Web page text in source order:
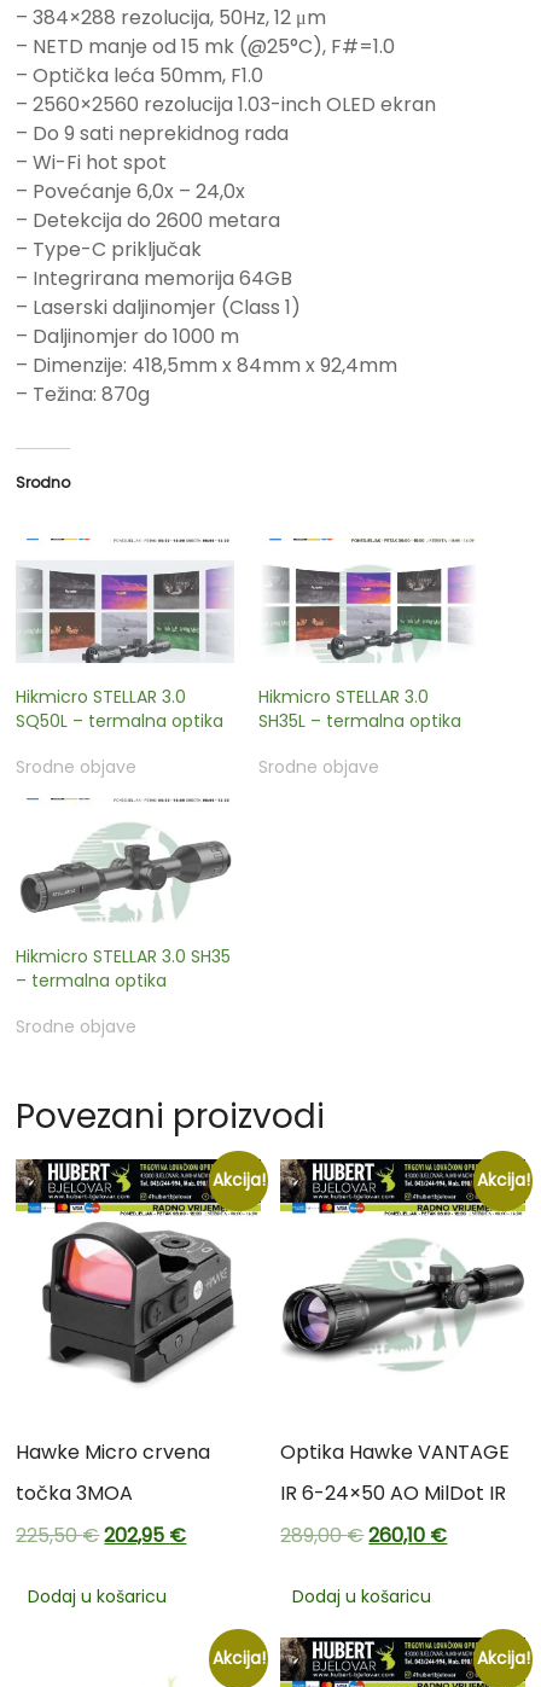
– 384×288 rezolucija, 50Hz, 12 μm
– NETD manje od 15 mk (@25°C), F#=1.0
– Optička leća 50mm, F1.0
– 2560×2560 rezolucija 1.03-inch OLED ekran
– Do 9 sati neprekidnog rada
– Wi-Fi hot spot
– Povećanje 6,0x – 24,0x
– Detekcija do 2600 metara
– Type-C priključak
– Integrirana memorija 64GB
– Laserski daljinomjer (Class 1)
– Daljinomjer do 1000 m
– Dimenzije: 418,5mm x 84mm x 92,4mm
– Težina: 870g
Srodno
Hikmicro STELLAR 3.0
SQ50L – termalna optika
Srodne objave
Hikmicro STELLAR 3.0
SH35L – termalna optika
Srodne objave
Hikmicro STELLAR 3.0 SH35
– termalna optika
Srodne objave
Povezani proizvodi
Akcija!
Hawke Micro crvena
točka 3MOA
225,50€202,95 €
Dodaj u košaricu
Akcija!
Optika Hawke VANTAGE
IR 6-24×50 AO MilDot IR
289,00€260,10 €
Dodaj u košaricu
Akcija! Akcija!